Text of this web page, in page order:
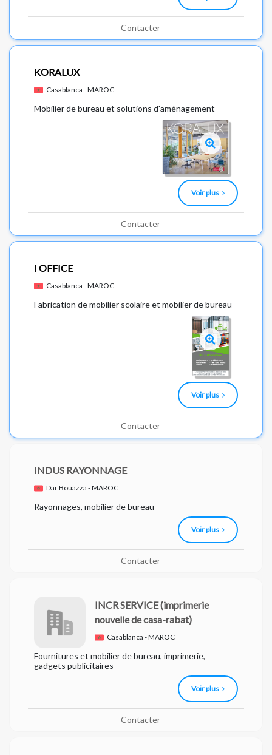
Contacter
KORALUX
Casablanca - MAROC
Mobilier de bureau et solutions d'aménagement
Voir plus
Contacter
I OFFICE
Casablanca - MAROC
Fabrication de mobilier scolaire et mobilier de bureau
Voir plus
Contacter
INDUS RAYONNAGE
Dar Bouazza - MAROC
Rayonnages, mobilier de bureau
Voir plus
Contacter
INCR SERVICE(imprimerie
nouvelle de casa-rabat)
Casablanca - MAROC
Fournitures et mobilier de bureau, imprimerie,
gadgets publicitaires
Voir plus
Contacter